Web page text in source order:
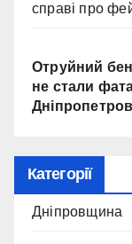
справі про
Отруйний
не стали
Категорії
Дніпровщина